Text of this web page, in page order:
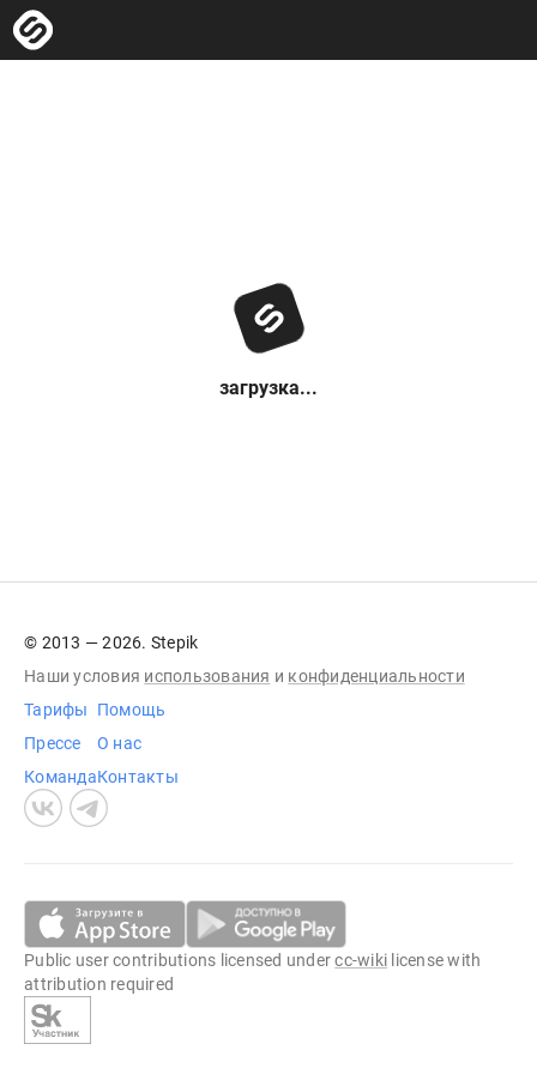
загрузка...
© 2013 — 2026. Stepik
Наши условия использования и конфиденциальности
Тарифы
Прессе
Команда
Помощь
О нас
Контакты
Public user contributions licensed undercc-wiki license with
attribution required